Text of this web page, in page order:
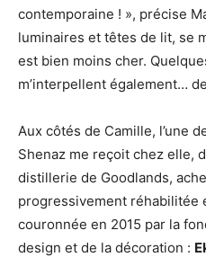
contemporaine ! », précise
luminaires et têtes de lit, se
est bien moins cher.
m’interpellent également…
Aux côtés de Camille, l’une
Shenaz me reçoit chez elle,
distillerie de Goodlands,
progressivement réhabilitée
couronnée en 2015 par la
design et de la décoration :